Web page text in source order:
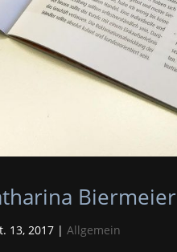
Biermeier
13, 2017 |Allgemein